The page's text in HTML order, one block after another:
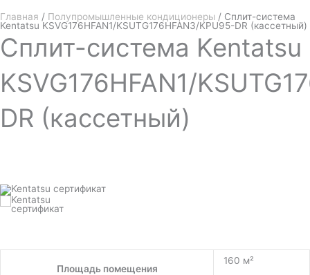
Главная / Полупромышленные кондиционеры / Сплит-система
Kentatsu KSVG176HFAN1/KSUTG176HFAN3/KPU95-DR (кассетный)
Сплит-система Kentatsu
KSVG176HFAN1/
DR (кассетный)
Площадь помещения
160 м²